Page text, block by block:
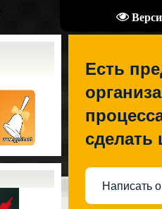
Есть
сделать
Написать